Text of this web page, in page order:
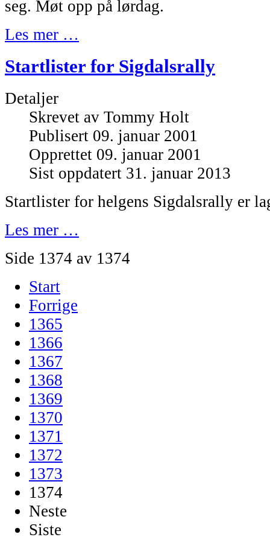
seg. Møt opp på lørdag.
Les mer …
Startlister for Sigdalsrally
Detaljer
Skrevet av Tommy Holt
Publisert 09. januar 2001
Opprettet 09. januar 2001
Sist oppdatert 31. januar 2013
Startlister for helgens Sigdalsrally er
Les mer …
Side 1374 av 1374
Start
Forrige
1365
1366
1367
1368
1369
1370
1371
1372
1373
1374
Neste
Siste